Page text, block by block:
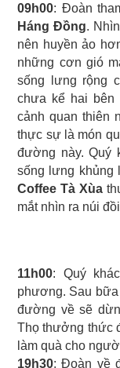
09h00: Đoàn
Háng Đồng.
nên huyền ảo
những cơn gió
sống lưng rộng
chưa kể hai bên
cảnh quan thiên
thực sự là món
đường này. Quý
sống lưng khủng
Coffee Tà Xùa
mắt nhìn ra núi
11h00: Quý
phương. Sau
đường về sẽ
Thọ thưởng thức
làm quà cho
19h30: Đoàn về